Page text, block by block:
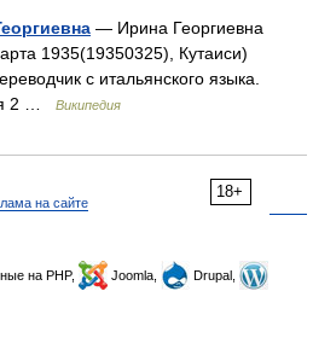
— Ирина Георгиевна
1935(19350325), Кутаиси)
с итальянского языка.
2 …
Википедия
18+
на сайте
на PHP, Joomla,
Drupal,